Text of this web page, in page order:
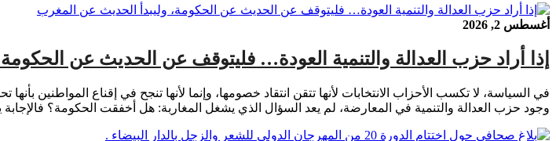
أغسطس 2, 2026
إذا أراد حزب العدالة والتنمية العودة… فليتوقف عن الحديث عن
في السياسة، لا تكسب الأحزاب الانتخابات لأنها تتقن انتقاد خصومها، وإنما لأنها تنجح في إقناع المواطنين
وجود حزب العدالة والتنمية في المعارضة، لم يعد السؤال الذي يشغل المغاربة: هل أخفقت الحكومة؟